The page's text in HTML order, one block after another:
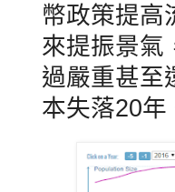
幣政策提高
來提振景氣
過嚴重甚至
本失落20年